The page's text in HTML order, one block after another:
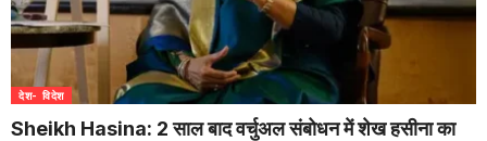
देश- विदेश
Sheikh Hasina: 2 साल बाद वर्चुअल संबोधन में शेख हसीना का